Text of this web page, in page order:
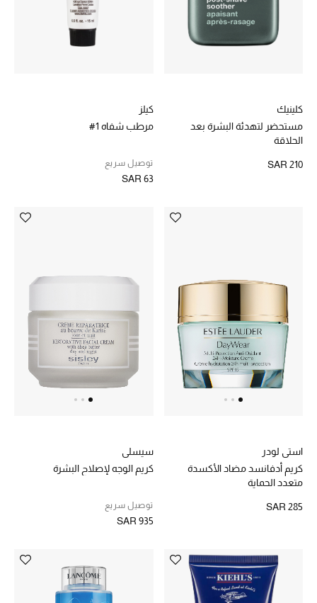
كلينيك
مستحضر لتهدئة البشرة بعد
الحلاقة
SAR 210
كيلز
مرطب شفاه 1#
توصيل سريع
SAR 63
استي لودر
كريم أدفانسد مضاد الأكسدة
متعدد الحماية
SAR 285
سيسلي
كريم الوجه لإصلاح البشرة
توصيل سريع
SAR 935